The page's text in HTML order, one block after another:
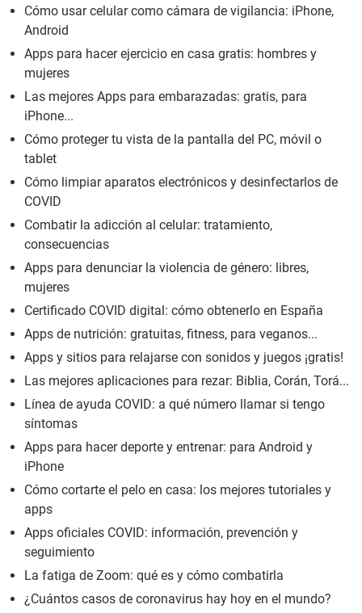
Cómo usar celular como cámara de vigilancia: iPhone,
Android
Apps para hacer ejercicio en casa gratis: hombres y
mujeres
Las mejores Apps para embarazadas: gratis, para
iPhone...
Cómo proteger tu vista de la pantalla del PC, móvil o
tablet
Cómo limpiar aparatos electrónicos y desinfectarlos de
COVID
Combatir la adicción al celular: tratamiento,
consecuencias
Apps para denunciar la violencia de género: libres,
mujeres
Certificado COVID digital: cómo obtenerlo en España
Apps de nutrición: gratuitas, fitness, para veganos...
Apps y sitios para relajarse con sonidos y juegos ¡gratis!
Las mejores aplicaciones para rezar: Biblia, Corán, Torá...
Línea de ayuda COVID: a qué número llamar si tengo
síntomas
Apps para hacer deporte y entrenar: para Android y
iPhone
Cómo cortarte el pelo en casa: los mejores tutoriales y
apps
Apps oficiales COVID: información, prevención y
seguimiento
La fatiga de Zoom: qué es y cómo combatirla
¿Cuántos casos de coronavirus hay hoy en el mundo?